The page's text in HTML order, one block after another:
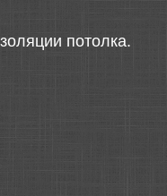
потолка.